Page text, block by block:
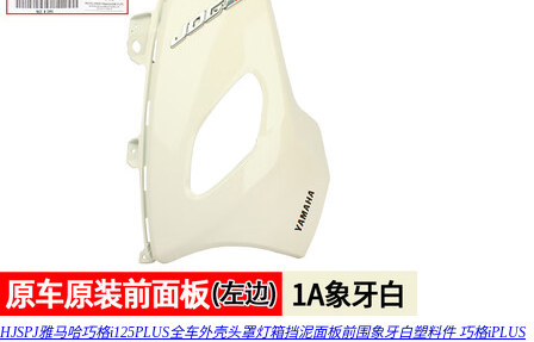
HJSPJ雅马哈巧格i125PLUS全车外壳头罩灯箱挡泥面板前围象牙白塑料件 巧格iPLUS